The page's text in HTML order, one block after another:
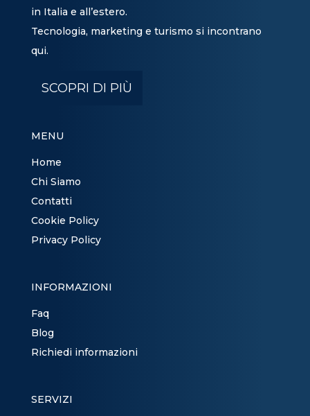
in Italia e all’estero.
Tecnologia, marketing e turismo si incontrano
qui.
SCOPRI DI PIÙ
MENU
Home
Chi Siamo
Contatti
Cookie Policy
Privacy Policy
INFORMAZIONI
Faq
Blog
Richiedi informazioni
SERVIZI